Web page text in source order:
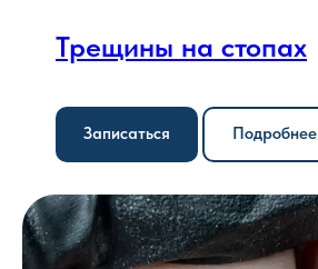
Трещины на стопах
Записаться Подробнее